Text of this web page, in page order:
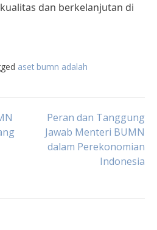
dan berkelanjutan di
aset bumn adalah
Peran dan Tanggung
Jawab Menteri BUMN
dalam Perekonomian
Indonesia